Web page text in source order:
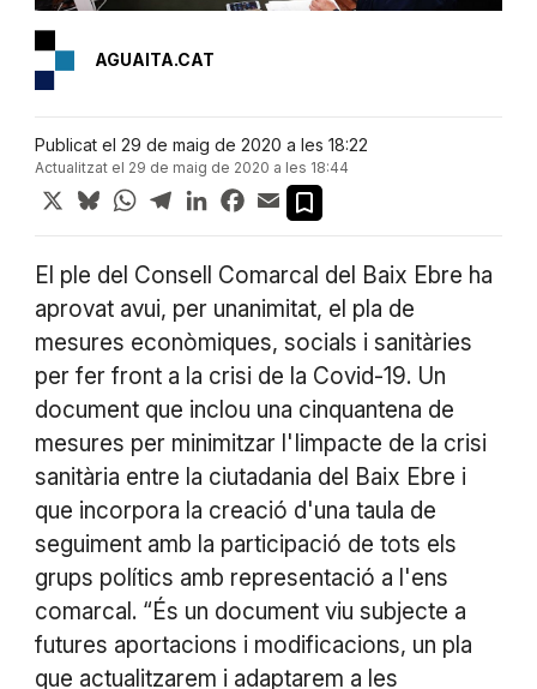
AGUAITA.CAT
Publicat el 29 de maig de 2020 a les 18:22
Actualitzat el 29 de maig de 2020 a les 18:44
X BlueskyWhatsApp
TelegramLinkedInFacebook
Email
El ple del Consell Comarcal del Baix Ebre ha
aprovat avui, per unanimitat, el pla de
mesures econòmiques, socials i sanitàries
per fer front a la crisi de la Covid-19. Un
document que inclou una cinquantena de
mesures per minimitzar l'Iimpacte de la crisi
sanitària entre la ciutadania del Baix Ebre i
que incorpora la creació d'una taula de
seguiment amb la participació de tots els
grups polítics amb representació a l'ens
comarcal. “És un document viu subjecte a
futures aportacions i modificacions, un pla
que actualitzarem i adaptarem a les